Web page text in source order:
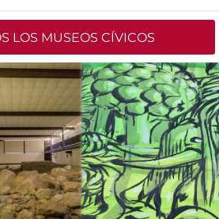
LOS MUSEOS CÍVICOS